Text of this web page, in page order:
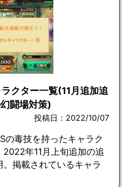
クター一覧(11月追加追
闘場対策)
投稿日：2022/10/07
の毒技を持ったキャラク
2022年11月上旬追加の追
掲載されているキャラ